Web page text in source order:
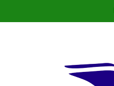
Prádena acogerá el
María Sanroma y